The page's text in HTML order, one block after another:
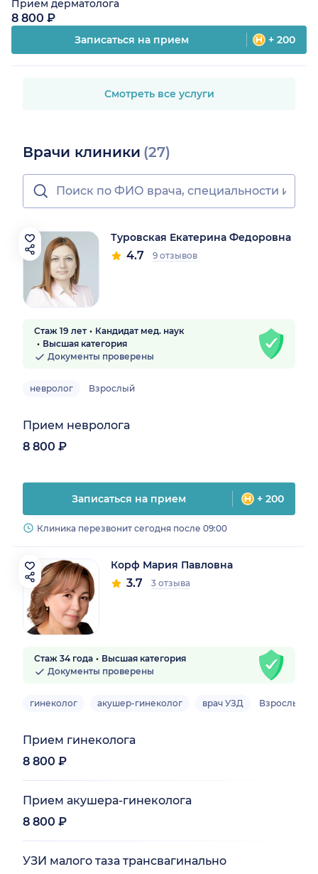
Прием дерматолога
8 800 ₽
Записаться на прием + 200
Смотреть все услуги
Врачи клиники (27)
Туровская Екатерина Федоровна
4.7 9 отзывов
Стаж 19 лет
Кандидат мед. наук
Высшая категория
Документы проверены
невролог Взрослый
Прием невролога
8 800 ₽
Записаться на прием + 200
Клиника перезвонит сегодня после 09:00
Корф Мария Павловна
3.7 3 отзыва
Стаж 34 года
Высшая категория
Документы проверены
гинеколог акушер-гинеколог врач УЗД Взрослый
Прием гинеколога
8 800 ₽
Прием акушера-гинеколога
8 800 ₽
УЗИ малого таза трансвагинально